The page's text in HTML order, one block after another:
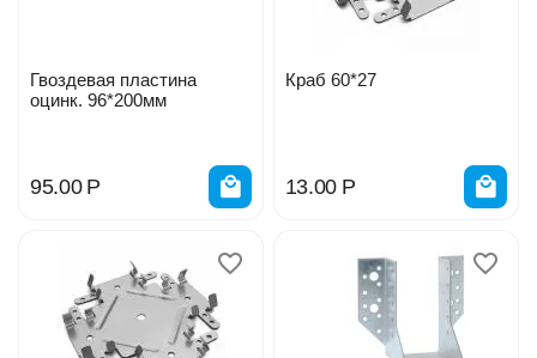
Гвоздевая пластина
оцинк. 96*200мм
95.00 Р
Краб 60*27
13.00 Р